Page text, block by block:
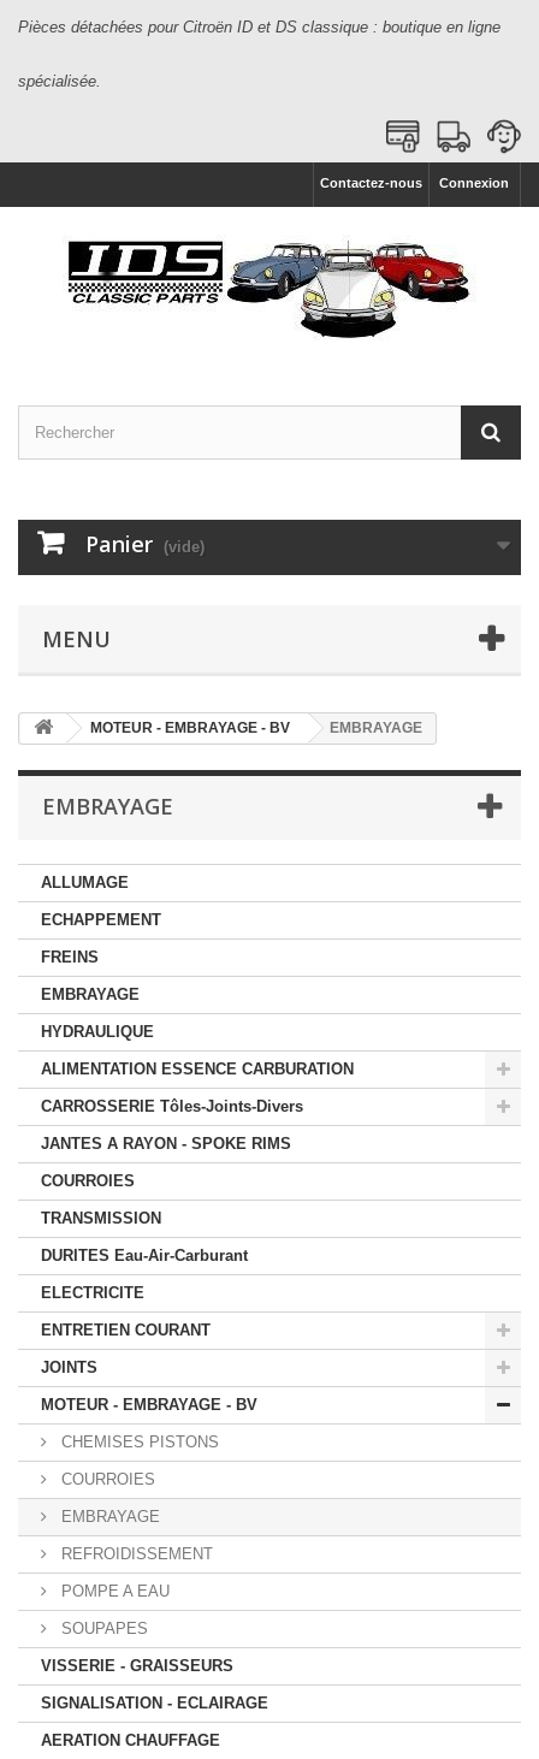
Pièces détachées pour Citroën ID et DS classique : boutique en ligne
spécialisée.
Connexion
Contactez-nous
Panier (vide)
MENU
MOTEUR - EMBRAYAGE - BV EMBRAYAGE
EMBRAYAGE
ALLUMAGE
ECHAPPEMENT
FREINS
EMBRAYAGE
HYDRAULIQUE
ALIMENTATION ESSENCE CARBURATION
CARROSSERIE Tôles-Joints-Divers
JANTES A RAYON - SPOKE RIMS
COURROIES
TRANSMISSION
DURITES Eau-Air-Carburant
ELECTRICITE
ENTRETIEN COURANT
JOINTS
MOTEUR - EMBRAYAGE - BV
CHEMISES PISTONS
COURROIES
EMBRAYAGE
REFROIDISSEMENT
POMPE A EAU
SOUPAPES
VISSERIE - GRAISSEURS
SIGNALISATION - ECLAIRAGE
AERATION CHAUFFAGE